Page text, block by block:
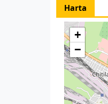
Harta
+
−